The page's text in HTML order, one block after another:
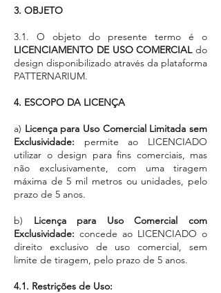
3. OBJETO
3.1. O objeto do presente termo é o
LICENCIAMENTO DE USO COMERCIALdo
design disponibilizado através da plataforma
PATTERNARIUM.
4. ESCOPO DA LICENÇA
a) Licença para Uso Comercial Limitada sem
Exclusividade: permite ao LICENCIADO
utilizar o design para fins comerciais, mas
não exclusivamente, com uma tiragem
máxima de 5 mil metros ou unidades, pelo
prazo de 5 anos.
b) Licença para Uso Comercial com
Exclusividade: concede ao LICENCIADO o
direito exclusivo de uso comercial, sem
limite de tiragem, pelo prazo de 5 anos.
4.1. Restrições de Uso: